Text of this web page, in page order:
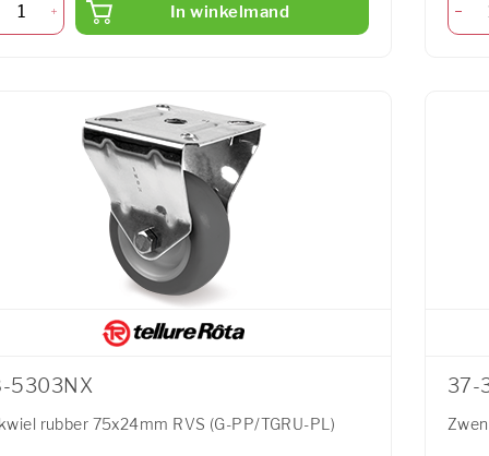
In winkelmand
5303NX
rubber 75x24mm RVS (G-PP/TGRU-PL)
37-